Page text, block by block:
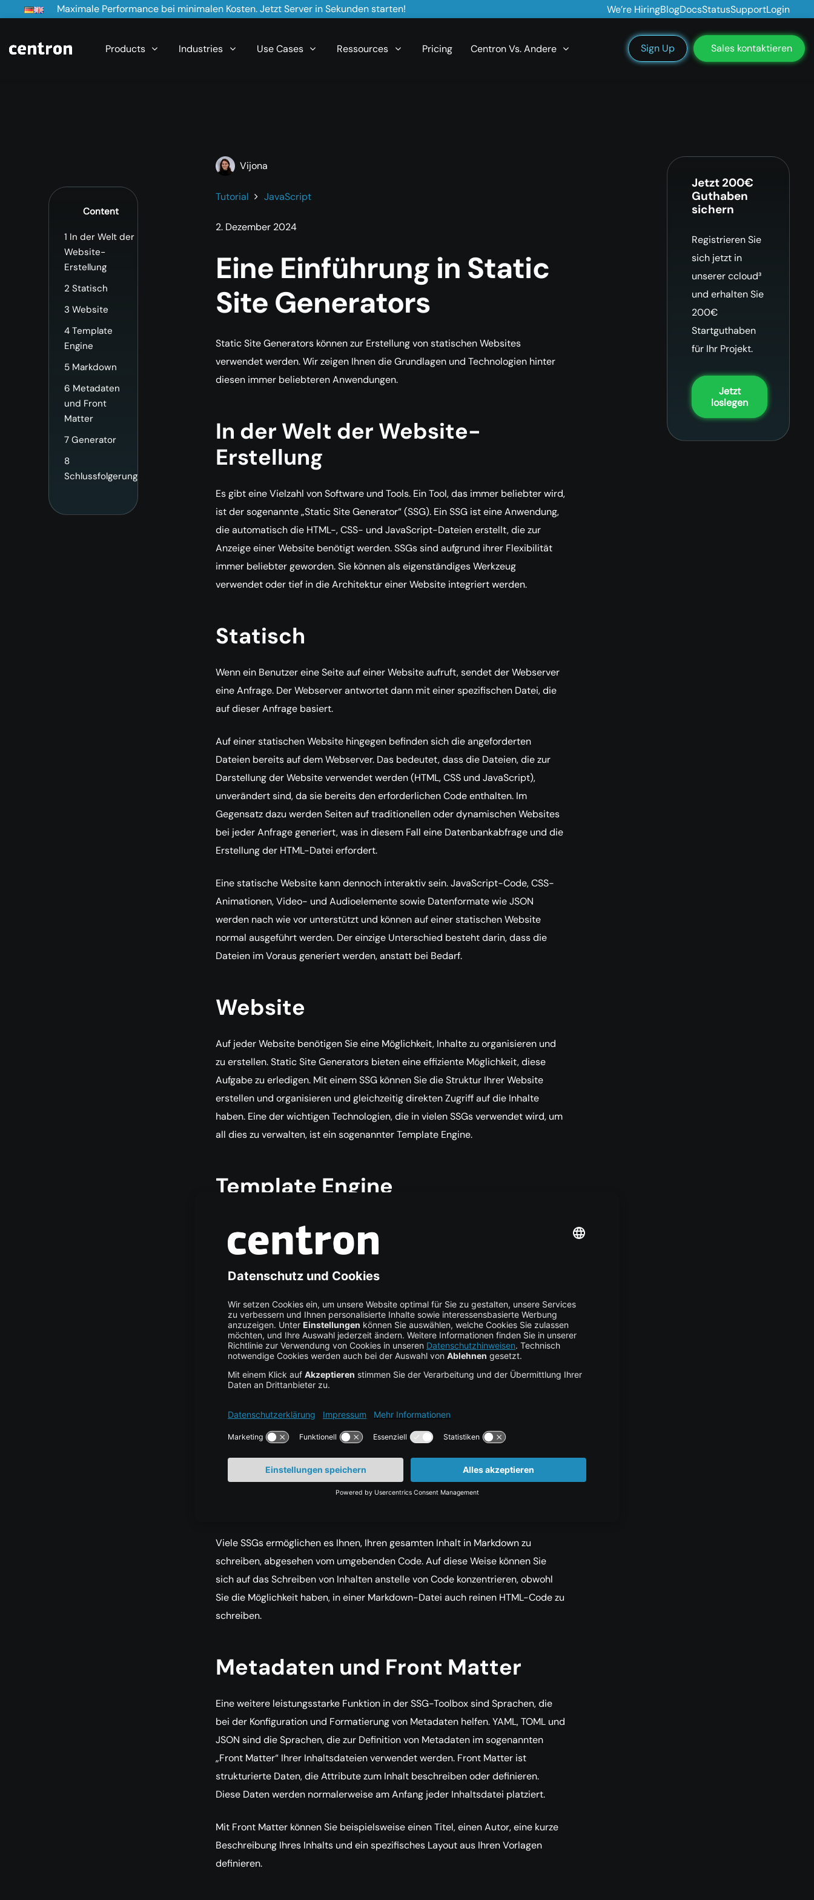
Maximale Performance bei minimalen Kosten. Jetzt Server in Sekunden starten! We’re HiringBlogDocsStatusSupportLogin
Products Industries Use Cases Ressources Pricing Centron Vs. Andere Sign Up Sales kontaktieren
Content
1 In der Welt der
Website-
Erstellung
2 Statisch
3 Website
4 Template
Engine
5 Markdown
6 Metadaten
und Front
Matter
7 Generator
8
Schlussfolgerung
Vijona
Tutorial JavaScript
2. Dezember 2024
Eine Einführung in Static
Site Generators
Static Site Generators können zur Erstellung von statischen Websites
verwendet werden. Wir zeigen Ihnen die Grundlagen und Technologien hinter
diesen immer beliebteren Anwendungen.
In der Welt der Website-
Erstellung
Es gibt eine Vielzahl von Software und Tools. Ein Tool, das immer beliebter wird,
ist der sogenannte „Static Site Generator“ (SSG). Ein SSG ist eine Anwendung,
die automatisch die HTML-, CSS- und JavaScript-Dateien erstellt, die zur
Anzeige einer Website benötigt werden. SSGs sind aufgrund ihrer Flexibilität
immer beliebter geworden. Sie können als eigenständiges Werkzeug
verwendet oder tief in die Architektur einer Website integriert werden.
Statisch
Wenn ein Benutzer eine Seite auf einer Website aufruft, sendet der Webserver
eine Anfrage. Der Webserver antwortet dann mit einer spezifischen Datei, die
auf dieser Anfrage basiert.
Auf einer statischen Website hingegen befinden sich die angeforderten
Dateien bereits auf dem Webserver. Das bedeutet, dass die Dateien, die zur
Darstellung der Website verwendet werden (HTML, CSS und JavaScript),
unverändert sind, da sie bereits den erforderlichen Code enthalten. Im
Gegensatz dazu werden Seiten auf traditionellen oder dynamischen Websites
bei jeder Anfrage generiert, was in diesem Fall eine Datenbankabfrage und die
Erstellung der HTML-Datei erfordert.
Eine statische Website kann dennoch interaktiv sein. JavaScript-Code, CSS-
Animationen, Video- und Audioelemente sowie Datenformate wie JSON
werden nach wie vor unterstützt und können auf einer statischen Website
normal ausgeführt werden. Der einzige Unterschied besteht darin, dass die
Dateien im Voraus generiert werden, anstatt bei Bedarf.
Website
Auf jeder Website benötigen Sie eine Möglichkeit, Inhalte zu organisieren und
zu erstellen. Static Site Generators bieten eine effiziente Möglichkeit, diese
Aufgabe zu erledigen. Mit einem SSG können Sie die Struktur Ihrer Website
erstellen und organisieren und gleichzeitig direkten Zugriff auf die Inhalte
haben. Eine der wichtigen Technologien, die in vielen SSGs verwendet wird, um
all dies zu verwalten, ist ein sogenannter Template Engine.
Template Engine
erstellt, die auf Ihrer Website erscheinen. Anstatt wiederholten HTML-Code für
jede Seite Ihrer Website manuell zu schreiben, hilft eine Template Engine
dabei, diese Elemente für alle Seiten zu erstellen. Zum Beispiel können Sie den
schreiben und diesen Code dann auf den Seiten mit Template-Code
anwenden. Sie können auch Variablen und Ausdrücke verwenden, um Werte
innerhalb einer Vorlage zu erstellen oder zu ersetzen.
Markdown ist eine Auszeichnungssprache, die verwendet wird, um
Textdokumente zu formatieren, bevor sie in HTML umgewandelt werden.
Obwohl Markdown kein vollständiger Ersatz für das Schreiben von HTML ist,
kann es Ihnen helfen, Ihren Inhalt zu strukturieren, ohne sich zu sehr um HTML-
Viele SSGs ermöglichen es Ihnen, Ihren gesamten Inhalt in Markdown zu
schreiben, abgesehen vom umgebenden Code. Auf diese Weise können Sie
sich auf das Schreiben von Inhalten anstelle von Code konzentrieren, obwohl
Sie die Möglichkeit haben, in einer Markdown-Datei auch reinen HTML-Code zu
schreiben.
Metadaten und Front Matter
Eine weitere leistungsstarke Funktion in der SSG-Toolbox sind Sprachen, die
bei der Konfiguration und Formatierung von Metadaten helfen. YAML, TOML und
JSON sind die Sprachen, die zur Definition von Metadaten im sogenannten
„Front Matter“ Ihrer Inhaltsdateien verwendet werden. Front Matter ist
strukturierte Daten, die Attribute zum Inhalt beschreiben oder definieren.
Diese Daten werden normalerweise am Anfang jeder Inhaltsdatei platziert.
Mit Front Matter können Sie beispielsweise einen Titel, einen Autor, eine kurze
Beschreibung Ihres Inhalts und ein spezifisches Layout aus Ihren Vorlagen
definieren.
Jetzt 200€
Guthaben
sichern
Registrieren Sie
sich jetzt in
unserer ccloud³
und erhalten Sie
200€
Startguthaben
für Ihr Projekt.
Jetzt
loslegen